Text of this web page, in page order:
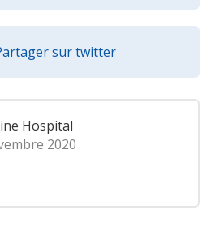
sur twitter
Hospital
2020